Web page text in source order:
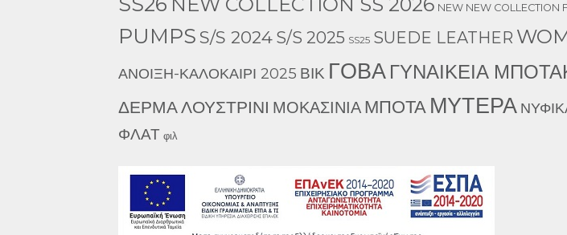
NEW NEW COLLECTION
PUMPS S/S 2024 S/S 2025 SS25 SUEDE LEATHER
ΑΝΟΙΞΗ-ΚΑΛΟΚΑΙΡΙ 2025 ΒΙΚ ΓΟΒΑ ΓΥΝΑΙΚΕΙΑ
ΔΕΡΜΑΛΟΥΣΤΡΙΝΙ ΜΟΚΑΣΙΝΙΑ ΜΠΟΤΑ ΜΥΤΕΡΑ
ΦΛΑΤ φιλ